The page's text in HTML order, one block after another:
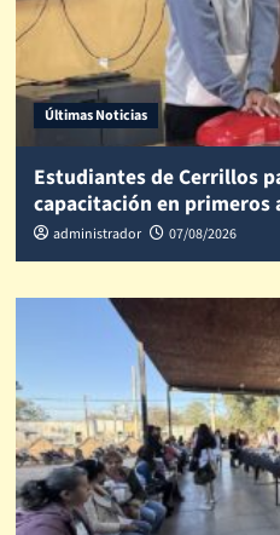
Últimas Noticias
Estudiantes de Cerrillos
capacitación en primeros
administrador 07/08/2026